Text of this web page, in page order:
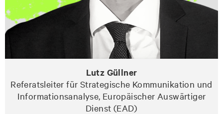
Lutz Güllner
Referatsleiter für Strategische Kommunikation und
Informationsanalyse, Europäischer Auswärtiger
Dienst (EAD)